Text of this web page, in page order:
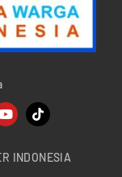
INDONESIA